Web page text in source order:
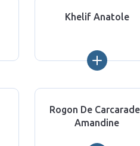
Khelif Anatole
Rogon De
Amandine